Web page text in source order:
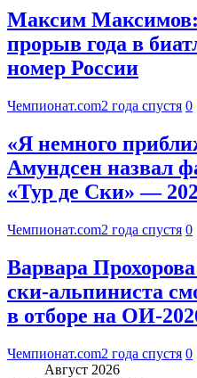
Максим
прорыв года в
номер России
Чемпионат.com2 года спустя 0
«Я немного
Амундсен назвал
«Тур де Ски» —
Чемпионат.com2 года спустя 0
Варвара
ски-альпиниста
в отборе на ОИ-
Чемпионат.com2 года спустя 0
Август 2026